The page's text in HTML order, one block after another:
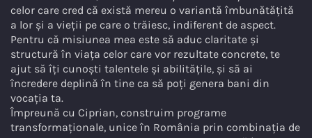
celor care cred că există mereu o variantă îmbunătățită
a lor și a vieții pe care o trăiesc, indiferent de aspect.
Pentru că misiunea mea este să aduc claritate și
structură în viața celor care vor rezultate concrete, te
ajut să îți cunoști talentele și abilitățile, și să ai
încredere deplină în tine ca să poți genera bani din
vocația ta.
Împreună cu Ciprian, construim programe
transformaționale, unice în România prin combinația de